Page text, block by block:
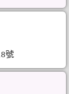
號